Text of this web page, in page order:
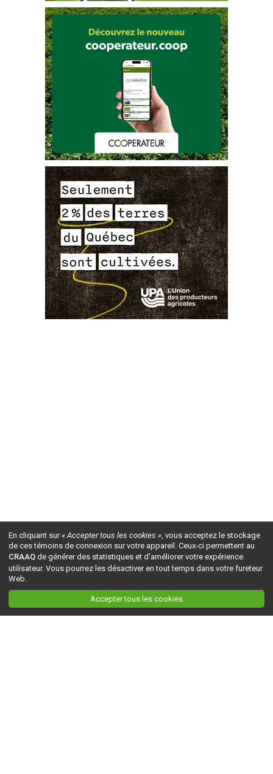
En cliquant sur« Accepter tous les cookies », vous acceptez le stockage
de ces témoins de connexion sur votre appareil. Ceux-ci permettent au
CRAAQ de générer des statistiques et d'améliorer votre expérience
utilisateur. Vous pourrez les désactiver en tout temps dans votre fureteur
Web.
Accepter tous les cookies